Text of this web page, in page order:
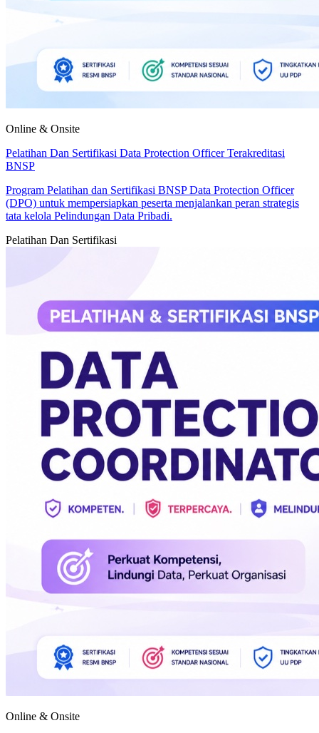
Online & Onsite
Pelatihan Dan Sertifikasi Data Protection Officer Terakreditasi
BNSP
Program Pelatihan dan Sertifikasi BNSP Data Protection Officer
(DPO) untuk mempersiapkan peserta menjalankan peran strategis
tata kelola Pelindungan Data Pribadi.
Pelatihan Dan Sertifikasi
Online & Onsite